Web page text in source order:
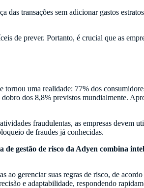
das transações sem adicionar gastos
de prever. Portanto, é crucial que as
tornou uma realidade: 77% dos
dobro dos 8,8% previstos mundialmente.
fraudulentas, as empresas devem
de fraudes já conhecidas.
de gestão de risco da Adyen combina
ao gerenciar suas regras de risco, de
e adaptabilidade, respondendo